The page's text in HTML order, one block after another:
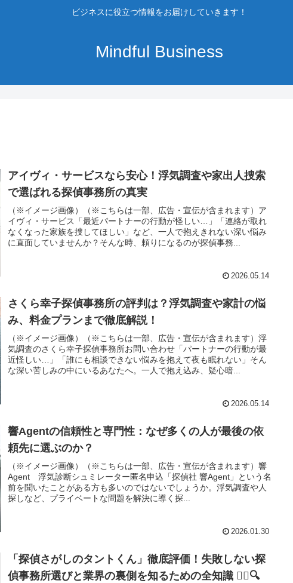
ビジネスに役立つ情報をお届けしていきます！
Mindful Business
アイヴィ・サービスなら安心！浮気調査や家出人捜索
で選ばれる探偵事務所の真実
（※イメージ画像）（※こちらは一部、広告・宣伝が含まれます）ア
イヴィ・サービス「最近パートナーの行動が怪しい…」「連絡が取れ
なくなった家族を捜してほしい」など、一人で抱えきれない深い悩み
に直面していませんか？そんな時、頼りになるのが探偵事務...
2026.05.14
さくら幸子探偵事務所の評判は？浮気調査や家計の悩
み、料金プランまで徹底解説！
（※イメージ画像）（※こちらは一部、広告・宣伝が含まれます）浮
気調査のさくら幸子探偵事務所お問い合わせ「パートナーの行動が最
近怪しい…」「誰にも相談できない悩みを抱えて夜も眠れない」そん
な深い苦しみの中にいるあなたへ。一人で抱え込み、疑心暗...
2026.05.14
響Agentの信頼性と専門性：なぜ多くの人が最後の依
頼先に選ぶのか？
（※イメージ画像）（※こちらは一部、広告・宣伝が含まれます）響
Agent 浮気診断シュミレーター匿名申込「探偵社 響Agent」という名
前を聞いたことがある方も多いのではないでしょうか。浮気調査や人
探しなど、プライベートな問題を解決に導く探...
2026.01.30
「探偵さがしのタントくん」徹底評価！失敗しない探
偵事務所選びと業界の裏側を知るための全知識 🕵️‍♂️🔍